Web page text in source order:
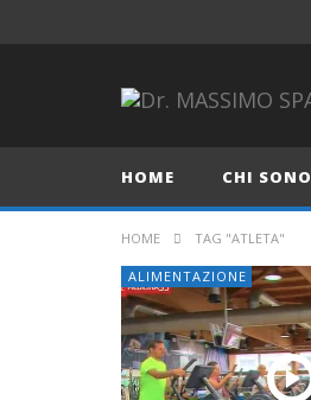
HOME CHI SONO
HOME TAG "ATLETA"
ALIMENTAZIONE